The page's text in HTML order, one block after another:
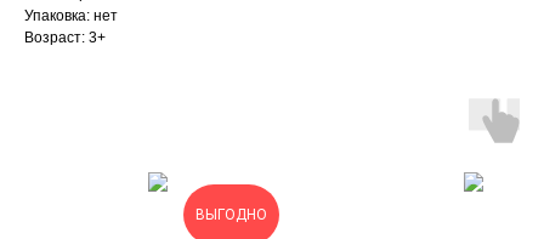
Упаковка: нет
Возраст: 3+
ВЫГОДНО